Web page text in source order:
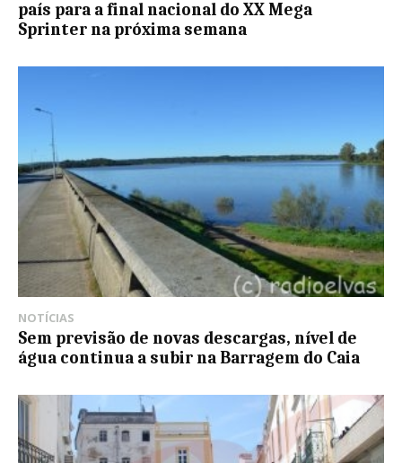
país para a final nacional do XX Mega
Sprinter na próxima semana
NOTÍCIAS
Sem previsão de novas descargas, nível de
água continua a subir na Barragem do Caia